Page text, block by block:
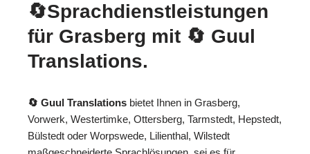
🔄Sprachdienstleistungen
für Grasberg mit 🔄 Guul
Translations.
🔄 Guul Translations bietet Ihnen in Grasberg,
Vorwerk, Westertimke, Ottersberg, Tarmstedt, Hepstedt,
Bülstedt oder Worpswede, Lilienthal, Wilstedt